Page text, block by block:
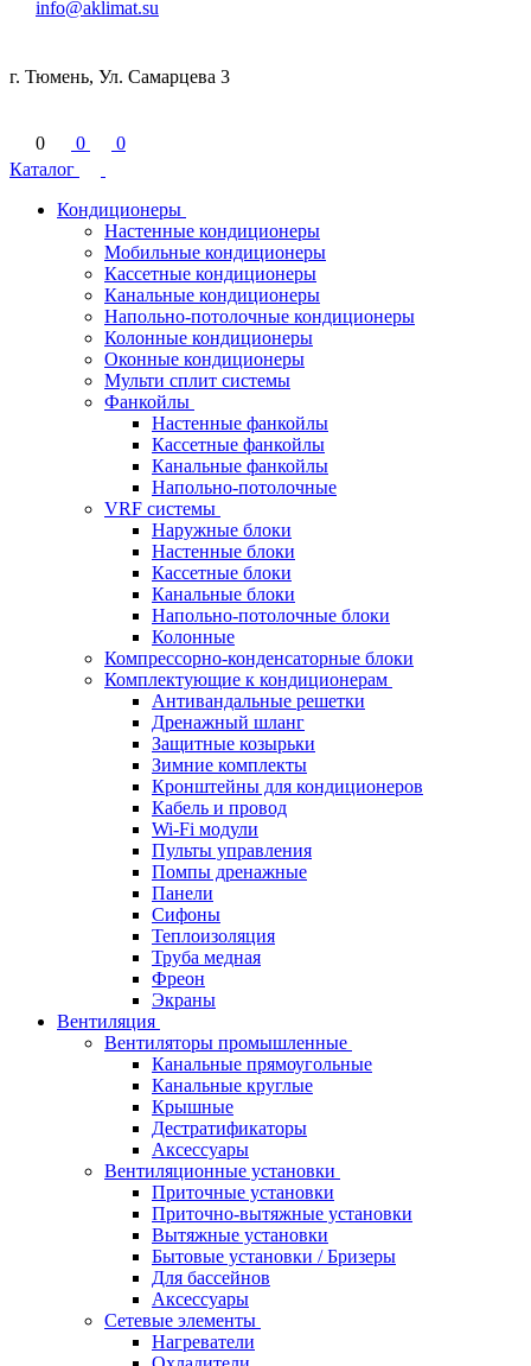
info@aklimat.su
г. Тюмень, Ул. Самарцева 3
0 0
0
Каталог
Кондиционеры
Настенные кондиционеры
Мобильные кондиционеры
Кассетные кондиционеры
Канальные кондиционеры
Напольно-потолочные кондиционеры
Колонные кондиционеры
Оконные кондиционеры
Мульти сплит системы
Фанкойлы
Настенные фанкойлы
Кассетные фанкойлы
Канальные фанкойлы
Напольно-потолочные
VRF системы
Наружные блоки
Настенные блоки
Кассетные блоки
Канальные блоки
Напольно-потолочные блоки
Колонные
Компрессорно-конденсаторные блоки
Комплектующие к кондиционерам
Антивандальные решетки
Дренажный шланг
Защитные козырьки
Зимние комплекты
Кронштейны для кондиционеров
Кабель и провод
Wi-Fi модули
Пульты управления
Помпы дренажные
Панели
Сифоны
Теплоизоляция
Труба медная
Фреон
Экраны
Вентиляция
Вентиляторы промышленные
Канальные прямоугольные
Канальные круглые
Крышные
Дестратификаторы
Аксессуары
Вентиляционные установки
Приточные установки
Приточно-вытяжные установки
Вытяжные установки
Бытовые установки / Бризеры
Для бассейнов
Аксессуары
Сетевые элементы
Нагреватели